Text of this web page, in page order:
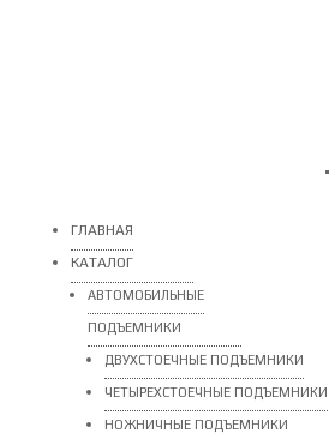
ГЛАВНАЯ
КАТАЛОГ
АВТОМОБИЛЬНЫЕ
ПОДЪЕМНИКИ
ДВУХСТОЕЧНЫЕ ПОДЪЕМНИКИ
ЧЕТЫРЕХСТОЕЧНЫЕ ПОДЪЕМНИКИ
НОЖНИЧНЫЕ ПОДЪЕМНИКИ